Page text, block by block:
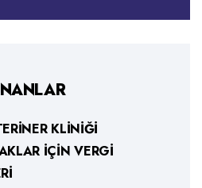
KLINIĞI
İÇIN VERGI